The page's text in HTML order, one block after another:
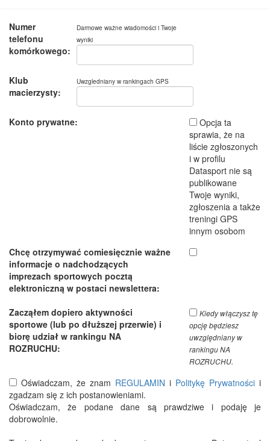
Numer
telefonu
komórkowego:
Darmowe ważne wiadomości i Twoje
wyniki
Klub
macierzysty:
Uwzgledniany w rankingach GPS
Konto prywatne:
Opcja ta
sprawia, że na
liście zgłoszonych
i w profilu
Datasport nie są
publikowane
Twoje wyniki,
zgłoszenia a także
treningi GPS
innym osobom
Chcę otrzymywać comiesięcznie ważne
informacje o nadchodzących
imprezach sportowych pocztą
elektroniczną w postaci newslettera:
Zacząłem dopiero aktywności
sportowe (lub po dłuższej przerwie) i
biorę udział w rankingu NA
ROZRUCHU:
Kiedy włączysz tę
opcję będziesz
uwzględniany w
rankingu NA
ROZRUCHU.
Oświadczam, że znam REGULAMIN i Politykę Prywatności i
zgadzam się z ich postanowieniami.
Oświadczam, że podane dane są prawdziwe i podaję je
dobrowolnie.